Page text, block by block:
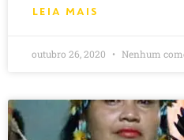
LEIA MAIS
outubro 26, 2020 Nenhum